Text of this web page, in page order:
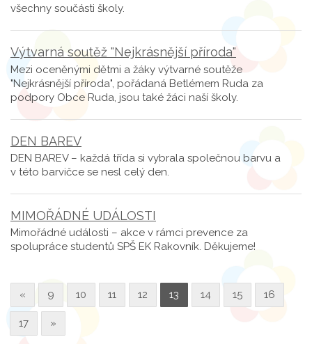
všechny součásti školy.
Výtvarná soutěž "Nejkrásnější příroda"
Mezi oceněnými dětmi a žáky výtvarné soutěže
"Nejkrásnější příroda", pořádaná Betlémem Ruda za
podpory Obce Ruda, jsou také žáci naší školy.
DEN BAREV
DEN BAREV – každá třída si vybrala společnou barvu a
v této barvičce se nesl celý den.
MIMOŘÁDNÉ UDÁLOSTI
Mimořádné události – akce v rámci prevence za
spolupráce studentů SPŠ EK Rakovník. Děkujeme!
« 9 10 11 12 13 14 15 16
17 »